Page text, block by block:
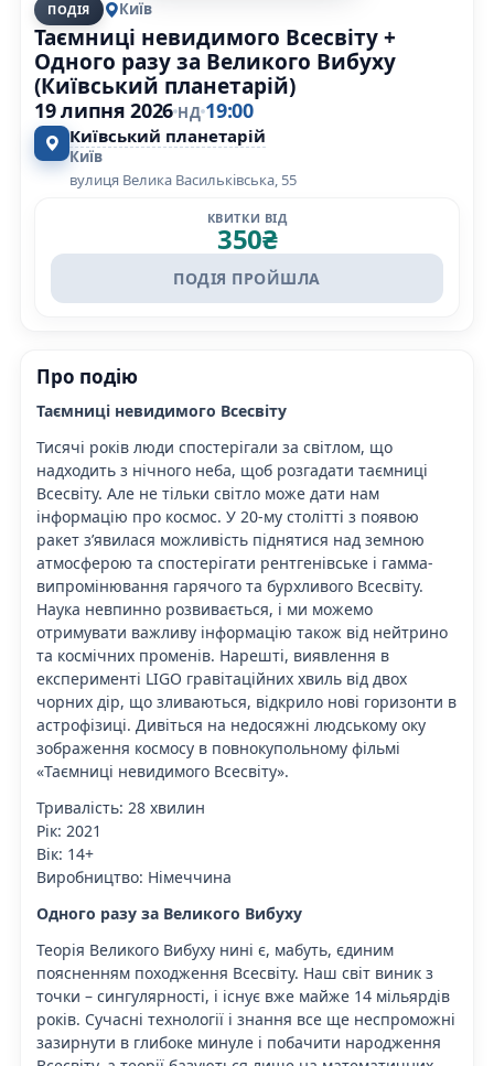
ПОДІЯ Київ
Таємниці невидимого Всесвіту +
Одного разу за Великого Вибуху
(Київський планетарій)
19 липня 2026 НД 19:00
Київський планетарій
Київ
вулиця Велика Васильківська, 55
КВИТКИ ВІД
350₴
ПОДІЯ ПРОЙШЛА
Про подію
Таємниці невидимого Всесвіту
Тисячі років люди спостерігали за світлом, що
надходить з нічного неба, щоб розгадати таємниці
Всесвіту. Але не тільки світло може дати нам
інформацію про космос. У 20-му столітті з появою
ракет з’явилася можливість піднятися над земною
атмосферою та спостерігати рентгенівське і гамма-
випромінювання гарячого та бурхливого Всесвіту.
Наука невпинно розвивається, і ми можемо
отримувати важливу інформацію також від нейтрино
та космічних променів. Нарешті, виявлення в
експерименті LIGO гравітаційних хвиль від двох
чорних дір, що зливаються, відкрило нові горизонти в
астрофізиці. Дивіться на недосяжні людському оку
зображення космосу в повнокупольному фільмі
«Таємниці невидимого Всесвіту».
Тривалість: 28 хвилин
Рік: 2021
Вік: 14+
Виробництво: Німеччина
Одного разу за Великого Вибуху
Теорія Великого Вибуху нині є, мабуть, єдиним
поясненням походження Всесвіту. Наш світ виник з
точки – сингулярності, і існує вже майже 14 мільярдів
років. Сучасні технології і знання все ще неспроможні
зазирнути в глибоке минуле і побачити народження